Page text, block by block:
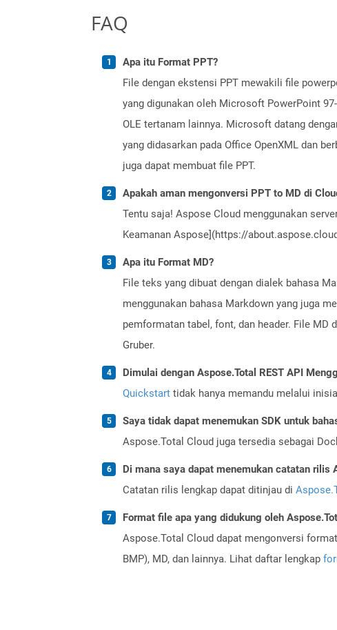
FAQ
Apa itu Format PPT?
File dengan ekstensi PPT mewakili file
yang digunakan oleh Microsoft PowerPoint
OLE tertanam lainnya. Microsoft datang
yang didasarkan pada Office OpenXML dan
juga dapat membuat file PPT.
Apakah aman mengonversi PPT to MD di
Tentu saja! Aspose Cloud menggunakan
Keamanan Aspose](https://
Apa itu Format MD?
File teks yang dibuat dengan dialek bahasa
menggunakan bahasa Markdown yang juga
pemformatan tabel, font, dan header. File
Gruber.
Dimulai dengan Aspose.Total REST API
Quickstart tidak hanya memandu melalui
Saya tidak dapat menemukan SDK untuk
Aspose.Total Cloud juga tersedia sebagai
Di mana saya dapat menemukan catatan rilis
Catatan rilis lengkap dapat ditinjau di
Format file apa yang didukung oleh
Aspose.Total Cloud dapat mengonversi format
BMP), MD, dan lainnya. Lihat daftar lengkap